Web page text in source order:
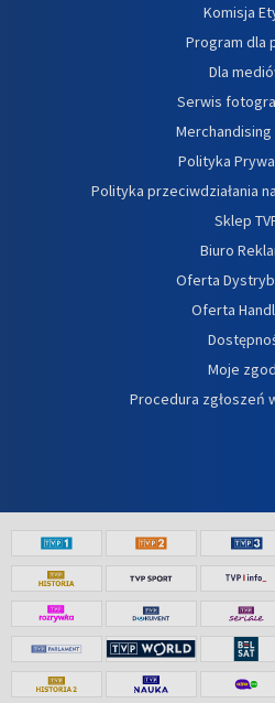
Komisja
Program dla
Dla
Serwis
Merchandising
Polityka
Polityka przeciwdziałania
Sklep
Biuro
Oferta
Oferta
Moje
Procedura zgłoszeń